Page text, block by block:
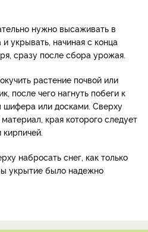
нужно высаживать в
укрывать, начиная с конца
сразу после сбора урожая.
растение почвой или
после чего нагнуть побеги к
шифера или досками. Сверху
края которого следует
набросать снег, как только
укрытие было надежно